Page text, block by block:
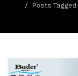
Posts Tagged